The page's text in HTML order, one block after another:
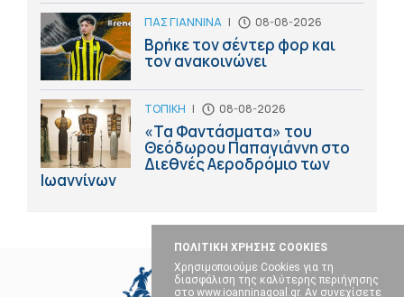
ΠΟΛΙΤΙΚΗ ΧΡΗΣΗΣ COOKIES
Χρησιμοποιούμε Cookies για τη
διασφάλιση της καλύτερης περιήγησης
στο www.ioanninagoal.gr. Αν συνεχίσετε
ΠΑΣ ΓΙΑΝΝΙΝΑ | 08-08-2026
Βρήκε τον σέντερ φορ και
τον ανακοινώνει
ΤΟΠΙΚΗ | 08-08-2026
«Τα Φαντάσματα» του
Θεόδωρου Παπαγιάννη στο
Διεθνές Αεροδρόμιο των
Ιωαννίνων